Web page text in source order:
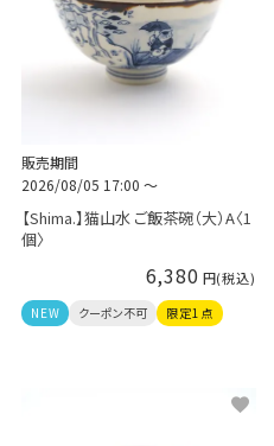
販売期間
2026/08/05 17:00 〜
【Shima.】猫山水 ご飯茶碗（大）A〈1
個〉
6,380
NEW クーポン不可 限定1点